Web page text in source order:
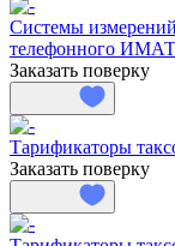
Системы
телефонного
Заказать поверку
Тарификаторы
Заказать поверку